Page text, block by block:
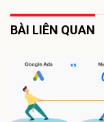
BÀI LIÊN QUAN